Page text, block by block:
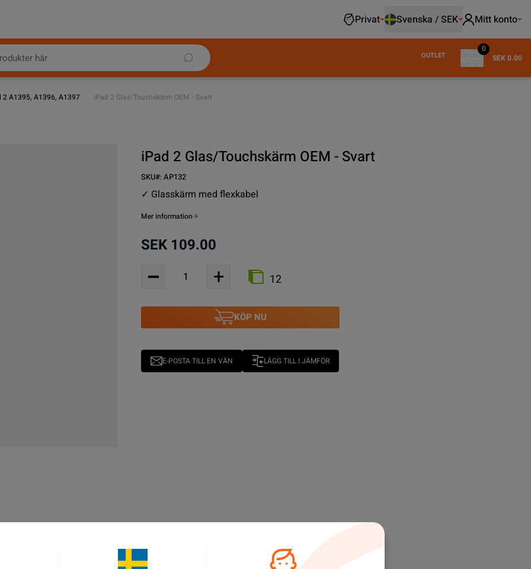
Privat
Svenska / SEK Mitt konto
OUTLET
0
SEK 0.00
2 A1395, A1396, A1397 iPad 2 Glas/Touchskärm OEM - Svart
iPad 2 Glas/Touchskärm OEM - Svart
SKU#:AP132
✓ Glasskärm med flexkabel
Mer information
SEK 109.00
12
KÖP NU
E-POSTA TILL EN VÄN LÄGG TILL I JÄMFÖR